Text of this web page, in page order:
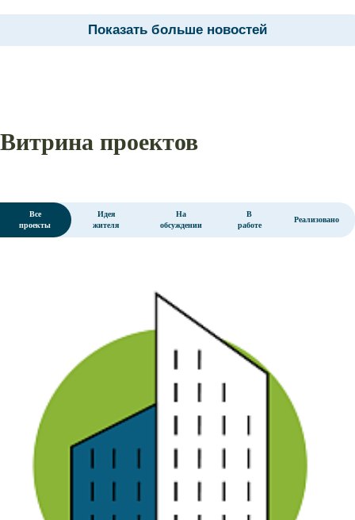
Показать больше новостей
Витрина проектов
Все
проекты
Идея
жителя
На
обсуждении
В
работе
Реализовано